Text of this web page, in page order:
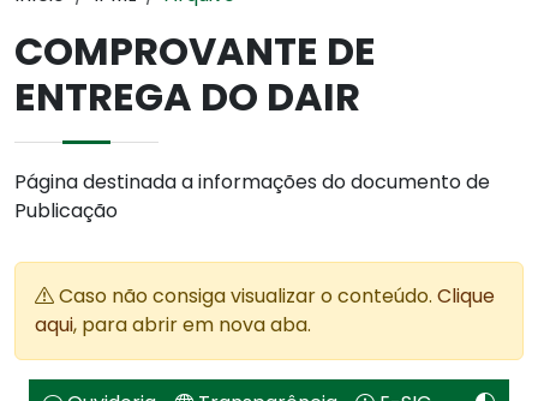
COMPROVANTE DE
ENTREGA DO DAIR
Página destinada a informações do documento de
Publicação
Caso não consiga visualizar o conteúdo. Clique
aqui, para abrir em nova aba.